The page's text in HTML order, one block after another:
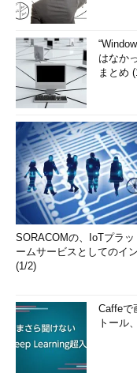
はなか
まとめ
SORACOMの、IoTプラッ
ームサービスとしてのイ
(1/2)
Caffeで
トール